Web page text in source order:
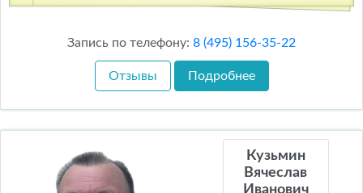
Запись по телефону: 8 (495) 156-35-22
Отзывы Подробнее
Кузьмин
Вячеслав
Иванович